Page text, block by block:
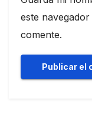
este
comente.